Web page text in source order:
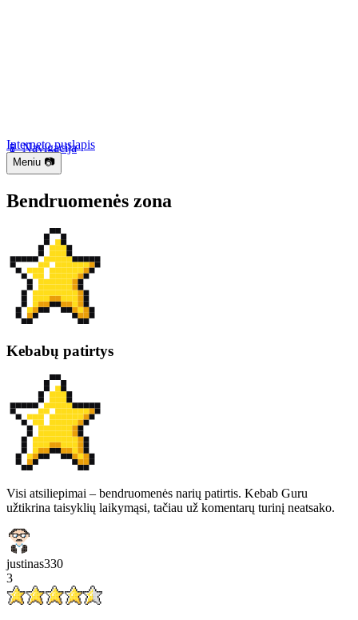
📱 Navigacija
Interneto puslapis
Meniu 📷
Bendruomenės zona
Kebabų patirtys
Visi atsiliepimai – bendruomenės narių patirtis. Kebab Guru
užtikrina taisyklių laikymąsi, tačiau už komentarų turinį neatsako.
justinas330
3